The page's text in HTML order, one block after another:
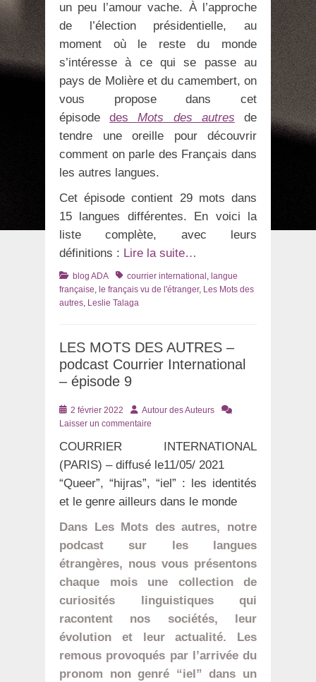
un peu l’amour vache. À l’approche
de l’élection présidentielle, au
moment où le reste du monde
s’intéresse à ce qui se passe au
pays de Molière et du camembert, on
vous propose dans cet
épisodedesMots des autres de
tendre une oreille pour découvrir
comment on parle des Français dans
les autres langues.
Cet épisode contient 29 mots dans
15 langues différentes. En voici la
liste complète, avec leurs
définitions : Lire la suite…
Catégories
blog ADA Tagscourrier international , langue
française, le français vu de l'étranger, Les Mots des
autres, Leslie Talaga
LES MOTS DES AUTRES –
podcast Courrier International
– épisode 9
Posté
le
2 février 2022 AuteurAutour des Auteurs
Laisser un commentaire
COURRIER INTERNATIONAL
(PARIS) – diffusé le11/05/ 2021
“Queer”, “hijras”, “iel” : les identités
et le genre ailleurs dans le monde
Dans Les Mots des autres, notre
podcast sur les langues
étrangères, nous vous présentons
chaque mois une collection de
curiosités linguistiques qui
racontent nos sociétés, leur
évolution et leur actualité. Les
remous provoqués par l’arrivée du
pronom non genré “iel” dans un